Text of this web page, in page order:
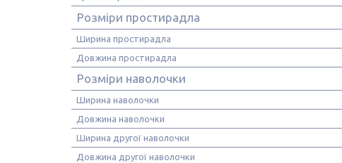
Розміри простирадла
Ширина простирадла
Довжина простирадла
Розміри наволочки
Ширина наволочки
Довжина наволочки
Ширина другої наволочки
Довжина другої наволочки